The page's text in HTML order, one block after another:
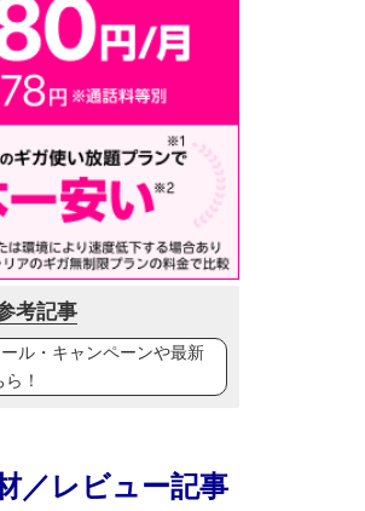
考記事
ル・キャンペーンや最新
！
／レビュー記事